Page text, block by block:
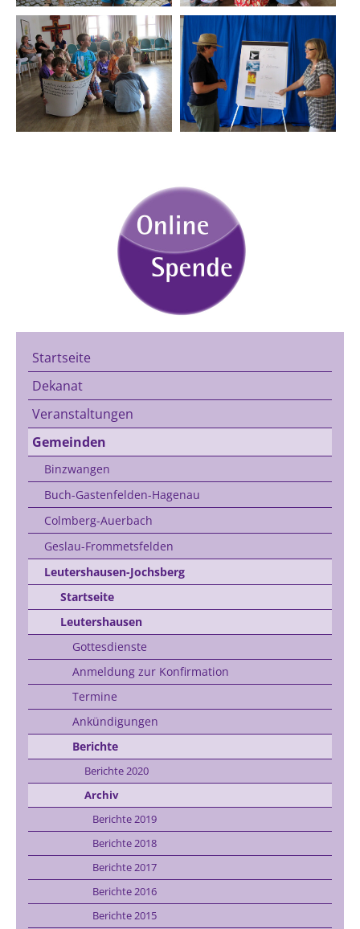
Startseite
Dekanat
Veranstaltungen
Gemeinden
Binzwangen
Buch-Gastenfelden-Hagenau
Colmberg-Auerbach
Geslau-Frommetsfelden
Leutershausen-Jochsberg
Startseite
Leutershausen
Gottesdienste
Anmeldung zur Konfirmation
Termine
Ankündigungen
Berichte
Berichte 2020
Archiv
Berichte 2019
Berichte 2018
Berichte 2017
Berichte 2016
Berichte 2015